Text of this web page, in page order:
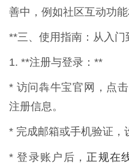
善中，例如社区互动功能
**三、使用指南：从入门
1. **注册与登录：**
* 访问犇牛宝官网，点
注册信息。
* 完成邮箱或手机验证，
* 登录账户后， 正规在